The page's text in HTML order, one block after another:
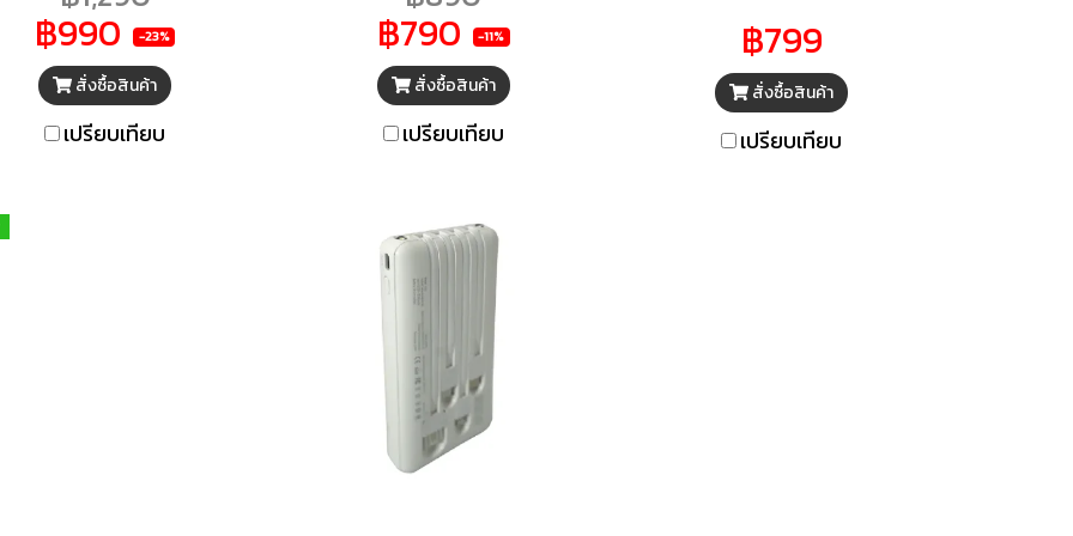
จุ 10000mAh Orsen by
Eloop ของแท้ 100% มีระบบ
าร์จเร็ว Fast charge ใช้งาน
ได้ทั้ง iPhone & Android
฿990 -23%
สั่งซื้อสินค้า
เปรียบเทียบ
ชาร์จไร้สายแบบแม่เหล็ก
(Magnetic Wireless
Charger) และการชาร์จเร็ว
โดดเด่นด้วยดีไซน์กะทัดรัด พก
พาสะดวก และได้รับมาตรฐาน
฿790 -11%
สั่งซื้อสินค้า
เปรียบเทียบ
฿799
สั่งซื้อสินค้า
เปรียบเทียบ